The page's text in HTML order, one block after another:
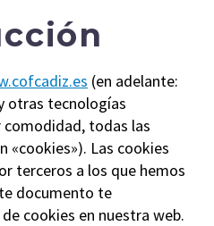
(en adelante:
otras tecnologías
comodidad, todas las
«cookies»). Las cookies
terceros a los que hemos
documento te
cookies en nuestra web.